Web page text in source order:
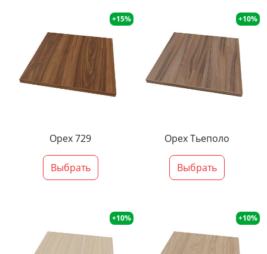
+15%
Орех 729
Выбрать
+10%
Орех Тьеполо
Выбрать
+10% +10%